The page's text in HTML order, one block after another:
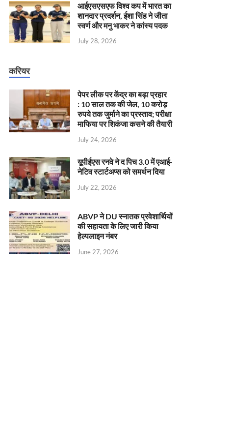
आईएसएसएफ विश्व कप में भारत का
शानदार प्रदर्शन, ईशा सिंह ने जीता
स्वर्ण और मनु भाकर ने कांस्य पदक
July 28, 2026
करियर
पेपर लीक पर केंद्र का बड़ा प्रहार
: 10 साल तक की जेल, 10 करोड़
रुपये तक जुर्माने का प्रस्ताव; परीक्षा
माफिया पर शिकंजा कसने की तैयारी
July 24, 2026
यूपीईएस रनवे ने द पिच 3.0 में एआई-
नेटिव स्टार्टअप्स को समर्थन दिया
July 22, 2026
ABVP ने DU स्नातक प्रवेशार्थियों
की सहायता के लिए जारी किया
हेल्पलाइन नंबर
June 27, 2026